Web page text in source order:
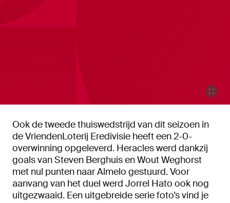
Ook de tweede thuiswedstrijd van dit seizoen in
de VriendenLoterij Eredivisie heeft een 2-0-
overwinning opgeleverd. Heracles werd dankzij
goals van Steven Berghuis en Wout Weghorst
met nul punten naar Almelo gestuurd. Voor
aanvang van het duel werd Jorrel Hato ook nog
uitgezwaaid. Een uitgebreide serie foto’s vind je